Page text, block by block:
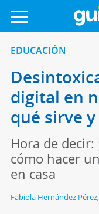
EDUCACIÓN
digital en
qué sirve
Hora de
cómo hacer
en casa
Fabiola Hernández Pérez,